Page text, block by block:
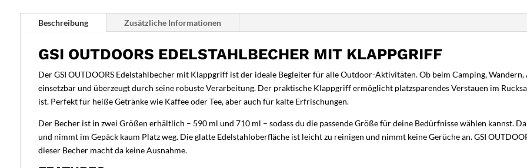
Beschreibung Zusätzliche Informationen
GSI OUTDOORS EDELSTAHLBECHER MIT KLAPPGRIFF
Der GSI OUTDOORS Edelstahlbecher mit Klappgriff ist der ideale Begleiter für alle Outdoor-Aktivitäten. Ob beim Camping,
einsetzbar und überzeugt durch seine robuste Verarbeitung. Der praktische Klappgriff ermöglicht platzsparendes Verstauen im
ist. Perfekt für heiße Getränke wie Kaffee oder Tee, aber auch für kalte Erfrischungen.
Der Becher ist in zwei Größen erhältlich – 590 ml und 710 ml – sodass du die passende Größe für deine Bedürfnisse wählen kannst.
und nimmt im Gepäck kaum Platz weg. Die glatte Edelstahloberfläche ist leicht zu reinigen und nimmt keine Gerüche an. GSI
dieser Becher macht da keine Ausnahme.